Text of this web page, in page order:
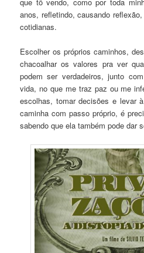
que tô vendo, como por toda
anos, refletindo, causando
cotidianas.
Escolher os próprios caminhos,
chacoalhar os valores pra ver
podem ser verdadeiros, junto
vida, no que me traz paz ou me
escolhas, tomar decisões e levar
caminha com passo próprio, é
sabendo que ela também pode dar